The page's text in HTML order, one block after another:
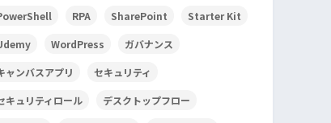
RPA SharePoint Starter Kit
WordPress ガバナンス
ャンバスアプリ セキュリティ
キュリティロール デスクトップフロー